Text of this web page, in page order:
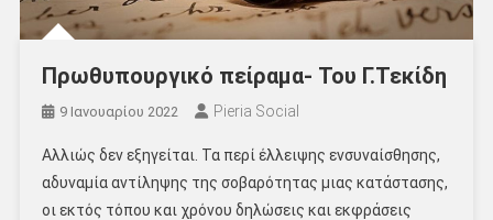
Πρωθυπουργικό πείραμα- Του Γ.Τεκίδη
9 Ιανουαρίου 2022 Pieria Social
Αλλιώς δεν εξηγείται. Τα περί έλλειψης ενσυναίσθησης,
αδυναμία αντίληψης της σοβαρότητας μιας κατάστασης,
οι εκτός τόπου και χρόνου δηλώσεις και εκφράσεις